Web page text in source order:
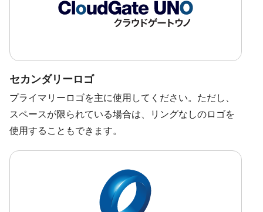
セカンダリーロゴ
プライマリーロゴを主に使用してください。ただし、
スペースが限られている場合は、リングなしのロゴを
使用することもできます。